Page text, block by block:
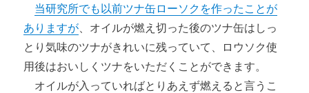
当研究所でも以前ツナ缶ローソクを作ったことが
ありますが 、オイルが燃え切った後のツナ缶はしっ
とり気味のツナがきれいに残っていて、ロウソク使
用後はおいしくツナをいただくことができます。
オイルが入っていればとりあえず燃えると言うこ